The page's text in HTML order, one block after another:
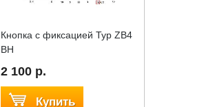
Кнопка с фиксацией Typ ZB4
BH
2 100 р.
Купить